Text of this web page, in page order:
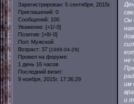
Зарегистрирован: 5 сентября, 2015г.
Приглашений: 0
Сообщений: 100
Уважение: [+1/-0]
Позитив: [+8/-0]
Пол: Мужской
Возраст: 37 [1989-04-29]
Провел на форуме:
1 день 16 часов
Последний визит:
9 ноября, 2015г. 17:36:29
Он
не
им
и